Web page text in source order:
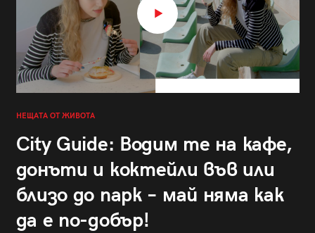
НЕЩАТА ОТ ЖИВОТА
City Guide: Водим те на кафе,
донъти и коктейли във или
близо до парк – май няма как
да е по-добър!